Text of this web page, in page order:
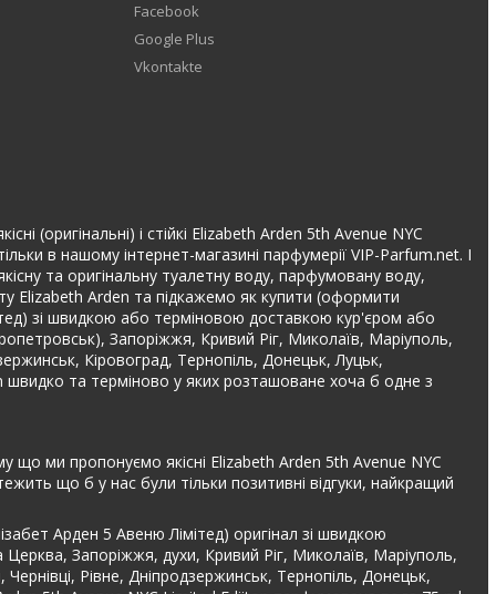
Facebook
Google Plus
Vkontakte
(оригінальні) і стійкі Elizabeth Arden 5th Avenue NYC
в нашому інтернет-магазині парфумерії VIP-Parfum.net. І
та оригінальну туалетну воду, парфумовану воду,
Elizabeth Arden та підкажемо як купити (оформити
зі швидкою або терміновою доставкою кур'єром або
Запоріжжя, Кривий Ріг, Миколаїв, Маріуполь,
Кіровоград, Тернопіль, Донецьк, Луцьк,
та терміново у яких розташоване хоча б одне з
що ми пропонуємо якісні Elizabeth Arden 5th Avenue NYC
що б у нас були тільки позитивні відгуки, найкращий
Арден 5 Авеню Лімітед) оригінал зі швидкою
Запоріжжя, духи, Кривий Ріг, Миколаїв, Маріуполь,
Рівне, Дніпродзержинськ, Тернопіль, Донецьк,